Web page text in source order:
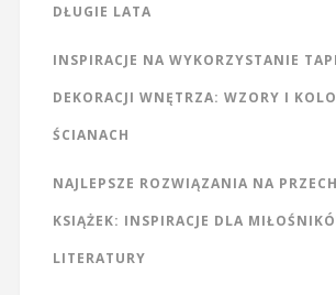
DŁUGIE LATA
INSPIRACJE NA WYKORZYSTANIE
DEKORACJI WNĘTRZA: WZORY I
ŚCIANACH
NAJLEPSZE ROZWIĄZANIA NA
KSIĄŻEK: INSPIRACJE DLA
LITERATURY